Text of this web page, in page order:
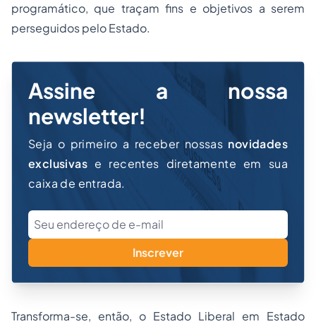
programático, que traçam fins e objetivos a serem
perseguidos pelo Estado.
Assine a nossa
newsletter!
Seja o primeiro a receber nossas novidades
exclusivas e recentes diretamente em sua
caixa de entrada.
Inscrever
Transforma-se, então, o Estado Liberal em Estado